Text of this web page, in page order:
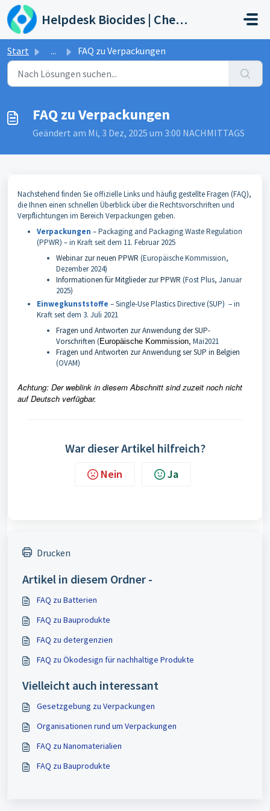
Zum hauptsächlichen Inhalt gehen
Helpdesk Biocides | Chemicals | Products
Start ... FAQ zu Verpackungen
FAQ zu Verpackungen
Geändert am Mi, 3 Dez, 2025 um 3:00 NACHMITTAGS
Nachstehend finden Sie offizielle Links und häufig gestellte Fragen (FAQ),
die Ihnen einen schnellen Überblick über die Rechtsvorschriften und
Verpflichtungen im Bereich Verpackungen geben.
Verpackungen – Packaging and Packaging Waste Regulation
(PPWR) – in Kraft seit dem 11. Februar 2025
Webinar zur neuen PPWR (Europäische Kommission,
Dezember 2024)
Informationen für Mitglieder zur PPWR (Fost Plus, Januar
2025)
Einwegkunststoffe – Single-Use Plastics Directive (SUP) – in
Kraft seit dem 3. Juli 2021
Fragen und Antworten zur Anwendung der SUP-
Vorschriften (Europäische Kommission, Mai2021
Fragen und Antworten zur Anwendung ser SUP in Belgien
(OVAM)
Achtung: Der weblink in diesem Abschnitt sind zuzeit noch nicht
auf Deutsch verfügbar.
War dieser Artikel hilfreich?
Nein Ja
Drucken
Artikel in diesem Ordner -
FAQ zu Batterien
FAQ zu Bauprodukte
FAQ zu detergenzien
FAQ zu Ökodesign für nachhaltige Produkte
Vielleicht auch interessant
Gesetzgebung zu Verpackungen
Organisationen rund um Verpackungen
FAQ zu Nanomaterialien
FAQ zu Bauprodukte